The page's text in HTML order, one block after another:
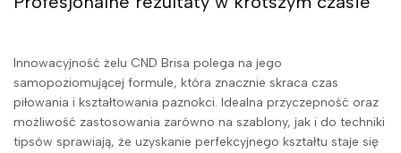
Innowacyjność żelu CND Brisa polega na jego
samopoziomującej formule, która znacznie skraca czas
piłowania i kształtowania paznokci. Idealna przyczepność oraz
możliwość zastosowania zarówno na szablony, jak i do techniki
tipsów sprawiają, że uzyskanie perfekcyjnego kształtu staje się